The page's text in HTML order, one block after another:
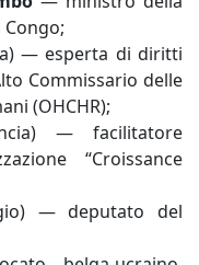
— esperta di diritti
Commissario delle
(OHCHR);
— facilitatore
“Croissance
— deputato del